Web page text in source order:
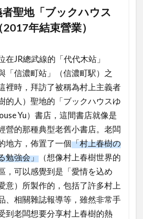
聖地「ブックハウス
年結束營業）
在JR總武線的「代代木站」
「信濃町站」（信濃町駅）之
裡時，拜訪了被稱為村上主義者
的人）聖地的「ブックハウスゆ
Yu）書店，這間書店就像是
營的那種典型老舊小書店。老闆
地方，佈置了一個「村上春樹の
勉強会」 （想像村上春樹世界的
，可以感覺到是「愛情を込め
意）所製作的，包括了許多村上
、相關雜誌報導等，雖然非常手
到老闆想要分享村上春樹的熱